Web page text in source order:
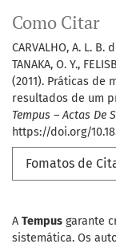
Como Citar
CARVALHO, A. L. B.
TANAKA, O. Y.,
(2011). Práticas de
resultados de um
Tempus – Actas De
https://doi.org/
Fomatos de
A Tempus garante
sistemática. Os